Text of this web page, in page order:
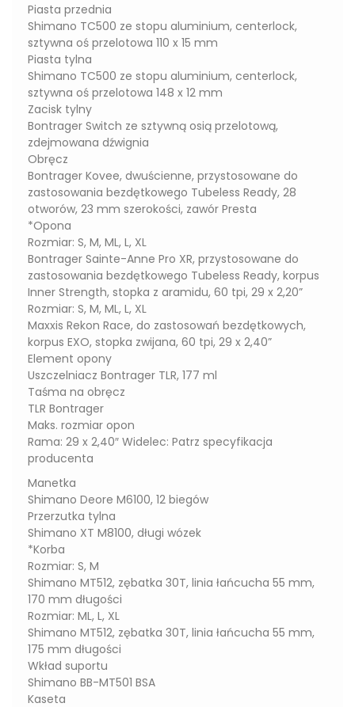
Piasta przednia
Shimano TC500 ze stopu aluminium, centerlock,
sztywna oś przelotowa 110 x 15 mm
Piasta tylna
Shimano TC500 ze stopu aluminium, centerlock,
sztywna oś przelotowa 148 x 12 mm
Zacisk tylny
Bontrager Switch ze sztywną osią przelotową,
zdejmowana dźwignia
Obręcz
Bontrager Kovee, dwuścienne, przystosowane do
zastosowania bezdętkowego Tubeless Ready, 28
otworów, 23 mm szerokości, zawór Presta
*Opona
Rozmiar: S, M, ML, L, XL
Bontrager Sainte-Anne Pro XR, przystosowane do
zastosowania bezdętkowego Tubeless Ready, korpus
Inner Strength, stopka z aramidu, 60 tpi, 29 x 2,20”
Rozmiar: S, M, ML, L, XL
Maxxis Rekon Race, do zastosowań bezdętkowych,
korpus EXO, stopka zwijana, 60 tpi, 29 x 2,40”
Element opony
Uszczelniacz Bontrager TLR, 177 ml
Taśma na obręcz
TLR Bontrager
Maks. rozmiar opon
Rama: 29 x 2,40″ Widelec: Patrz specyfikacja
producenta
Manetka
Shimano Deore M6100, 12 biegów
Przerzutka tylna
Shimano XT M8100, długi wózek
*Korba
Rozmiar: S, M
Shimano MT512, zębatka 30T, linia łańcucha 55 mm,
170 mm długości
Rozmiar: ML, L, XL
Shimano MT512, zębatka 30T, linia łańcucha 55 mm,
175 mm długości
Wkład suportu
Shimano BB-MT501 BSA
Kaseta